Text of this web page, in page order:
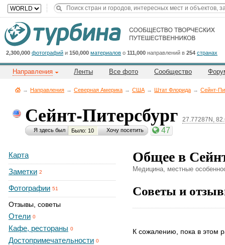
2,300,000 фотографий и 150,000 материалов о 111,000 направлений в 254 странах
Направления Ленты Все фото Сообщество
→ Направления → Северная Америка → CША → Штат Флорида → Сейнт-
Сейнт-Питерсбург 27.77287N,
Я здесь был Было: 10 Хочу посетить 47
Карта
Заметки 2
Фотографии 51
Отзывы, советы
Отели 0
Кафе, рестораны 0
Достопримечательности 0
Общее в
Медицина, местные
Советы и
К сожалению, пока в этом
Cейчас
на
сайте:
Title
Button